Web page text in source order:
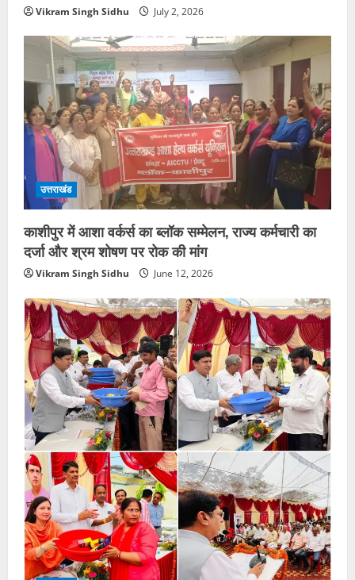
Vikram Singh Sidhu July 2, 2026
उत्तराखंड
काशीपुर में आशा वर्कर्स का ब्लॉक सम्मेलन, राज्य कर्मचारी का
दर्जा और श्रम शोषण पर रोक की मांग
Vikram Singh Sidhu June 12, 2026